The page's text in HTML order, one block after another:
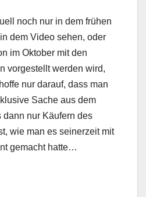
noch nur in dem frühen
dem Video sehen, oder
im Oktober mit den
vorgestellt werden wird,
nur darauf, dass man
Sache aus dem
dann nur Käufern des
wie man es seinerzeit mit
gemacht hatte…